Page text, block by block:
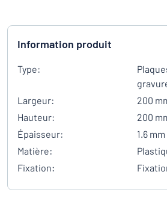
Information produit
Type:
Largeur:
200
Hauteur:
200
Épaisseur:
1.6 mm
Matière:
Fixation: